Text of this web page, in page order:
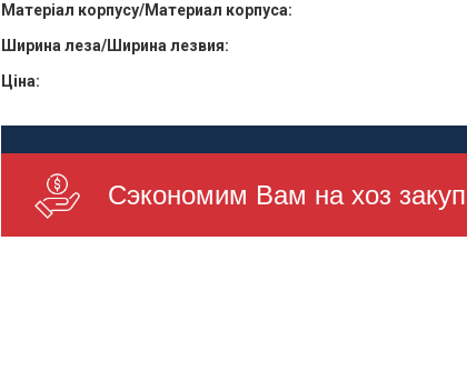
Матеріал корпусу/Материал корпуса:
Ширина леза/Ширина лезвия:
Ціна:
Сэкономим Вам на хоз